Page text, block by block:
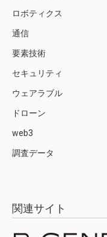
ロボティクス
通信
要素技術
セキュリティ
ウェアラブル
ドローン
web3
調査データ
関連サイト